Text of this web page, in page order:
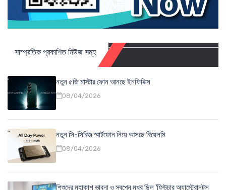
সাম্প্রতিক প্রকাশিত নিউজ সমূহ
নতুন ৫জি মাস্টার ফোন আনছে ইনফিনিক্স
08/04/2026
নতুন সি-সিরিজ স্মার্টফোন নিয়ে আসছে রিয়েলমি
08/04/2026
শিশুদের মহাকাশ ভাবনা ও স্বপ্নে মুখর ছিল 'ফিউচার অ্যাস্ট্রোনটস